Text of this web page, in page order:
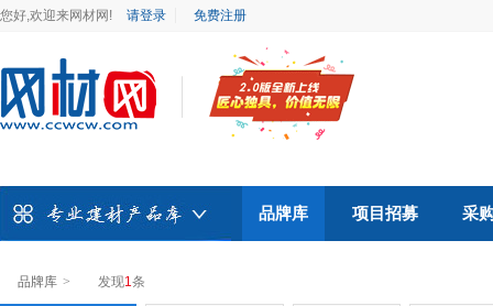
您好,欢迎来网材网! 请登录 免费注册
品牌库 项目招募 采
品牌库 > 发现1条